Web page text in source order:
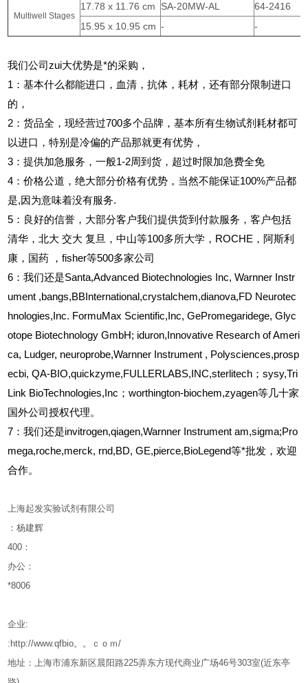
Multiwell Stages
17.78 x 11.76 cm SA-20MW-AL 64-2416
15.95 x 10.95 cm - -
我们公司zui大优势是*的采购，
1 ：基本什么都能进口，血清，抗体，耗材，还有部分限制进口
的，
2 ：货品全，现经营过700多个品牌，基本所有生物试剂耗材都可
以进口，特别是冷偏的产品那就更有优势，
3 ：提供加急服务，一般1-2周到货，超过时限加急费全免
4 ：价格公道，绝大部分价格有优势，当然不能保证100%产品都
是,因为意味着没有服务.
5 ：良好的信誉，大部分客户我们提供货到付款服务，客户包括
清华，北大 交大 复旦，中山等100多所大学，ROCHE，阿斯利
康，国药
，fisher等500多家公司
6 ：我们还是Santa,Advanced Biotechnologies Inc, Warnner Instr
ument ,bangs,BBInternational,crystalchem,dianova,FD Neurotec
hnologies,Inc. FormuMax Scientific,Inc, GePromegaridege, Glyc
otope Biotechnology GmbH; iduron,Innovative Research of Ameri
ca, Ludger, neuroprobe,Warnner Instrument , Polysciences,prosp
ecbi, QA-BIO,quickzyme,FULLERLABS,INC,sterlitech；sysy,Tri
Link BioTechnologies,Inc；worthington-biochem,zyagen等几十家
国外公司授权代理。
7：我们还是invitrogen,qiagen,Warnner Instrument am,sigma;Pro
mega,roche,merck, rnd,BD, GE,pierce,BioLegend等*批发，欢迎
合作。
上海起发实验试剂有限公司
：杨建辉
400 ：
办公：
*8006
企业:
:http://www.qfbio。。ｃｏｍ/
地址：上海市浦东新区晨阳路225弄东方现代商业广场46号303室(近东亭